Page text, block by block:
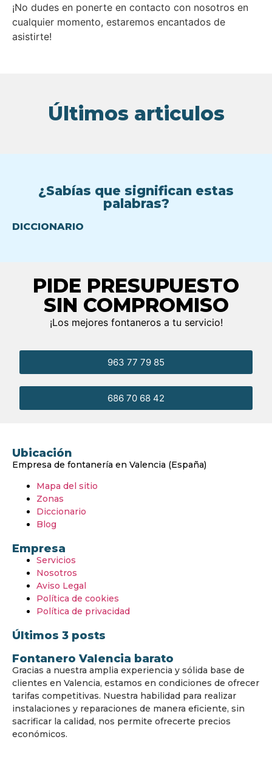
¡No dudes en ponerte en contacto con nosotros en
cualquier momento, estaremos encantados de
asistirte!
Últimos articulos
¿Sabías que significan estas
palabras?
DICCIONARIO
PIDE PRESUPUESTO
SIN COMPROMISO
¡Los mejores fontaneros a tu servicio!
686 70 68 42
963 77 79 85
Ubicación
Empresa de fontanería en Valencia (España)
Mapa del sitio
Zonas
Diccionario
Blog
Empresa
Servicios
Nosotros
Aviso Legal
Política de cookies
Política de privacidad
Últimos 3 posts
Fontanero Valencia barato
Gracias a nuestra amplia experiencia y sólida base de
clientes en Valencia, estamos en condiciones de ofrecer
tarifas competitivas. Nuestra habilidad para realizar
instalaciones y reparaciones de manera eficiente, sin
sacrificar la calidad, nos permite ofrecerte precios
económicos.